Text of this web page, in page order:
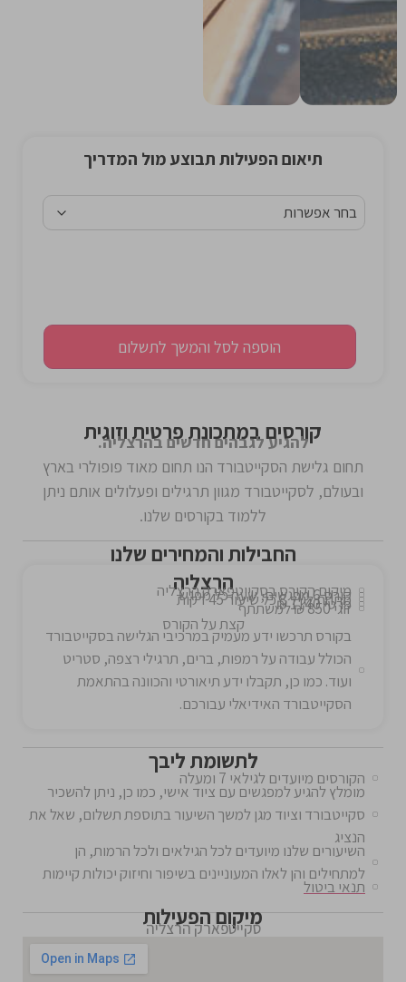
תיאום הפעילות תבוצע מול המדריך
הוספה לסל והמשך לתשלום
קורסים במתכונת פרטית וזוגית
להגיע לגבהים חדשים בהרצליה.
תחום גלישת הסקייטבורד הנו תחום מאוד פופולרי בארץ
ובעולם, לסקייטבורד מגוון תרגילים ופעלולים אותם ניתן
ללמוד בקורסים שלנו.
החבילות והמחירים שלנו
הרצליה
מיקום הקורס בסקייטפארק הרצליה
קורס 6 מפגשים, שעה כל מפגש
מתחת לגיל 8 כל שיעור 45 דקות
פרטי 1140 ₪
זוגי 850 ₪ למשתתף
קצת על הקורס
בקורס תרכשו ידע מעמיק במרכיבי הגלישה בסקייטבורד
הכולל עבודה על רמפות, ברים, תרגילי רצפה, סטריט
ועוד. כמו כן, תקבלו ידע תיאורטי והכוונה בהתאמת
הסקייטבורד האידיאלי עבורכם.
לתשומת ליבך
הקורסים מיועדים לגילאי 7 ומעלה
מומלץ להגיע למפגשים עם ציוד אישי, כמו כן, ניתן להשכיר
סקייטבורד וציוד מגן למשך השיעור בתוספת תשלום, שאל את
הנציג
השיעורים שלנו מיועדים לכל הגילאים ולכל הרמות, הן
למתחילים והן לאלו המעוניינים בשיפור וחיזוק יכולות קיימות
תנאי ביטול
מיקום הפעילות
סקייטפארק הרצליה